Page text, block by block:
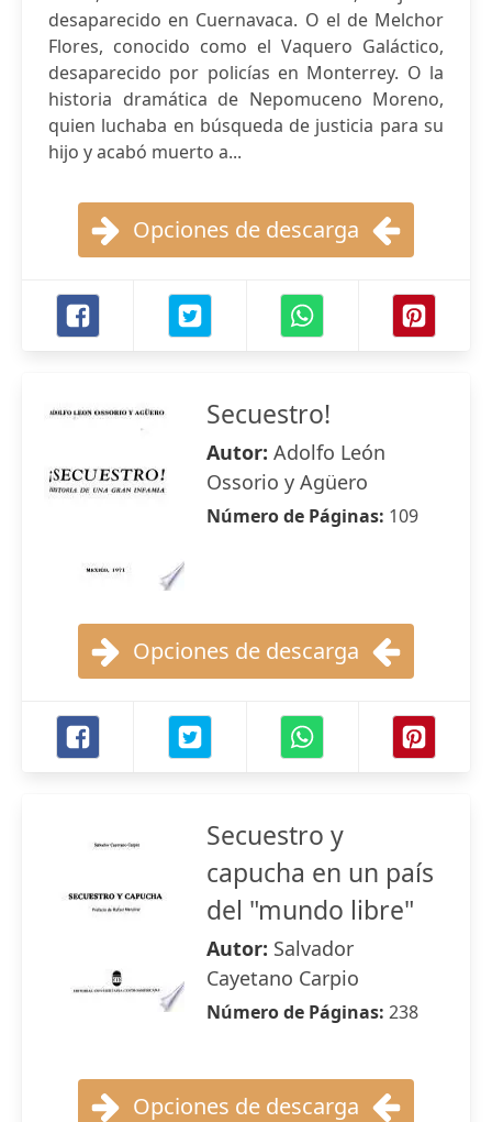
desaparecido en Cuernavaca. O el de Melchor
Flores, conocido como el Vaquero Galáctico,
desaparecido por policías en Monterrey. O la
historia dramática de Nepomuceno Moreno,
quien luchaba en búsqueda de justicia para su
hijo y acabó muerto a...
Opciones de descarga
Secuestro!
Autor: Adolfo León
Ossorio y Agüero
Número de Páginas: 109
Opciones de descarga
Secuestro y
capucha en un país
del "mundo libre"
Autor: Salvador
Cayetano Carpio
Número de Páginas: 238
Opciones de descarga